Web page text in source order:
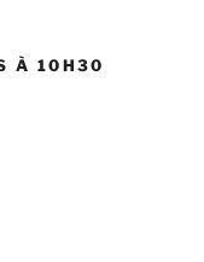
À 10H30